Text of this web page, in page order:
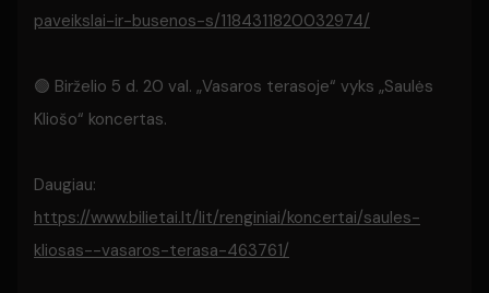
paveikslai-ir-busenos-s/1184311820032974/
🟢 Birželio 5 d. 20 val. „Vasaros terasoje“ vyks „Saulės
Kliošo“ koncertas.
Daugiau:
https://www.bilietai.lt/lit/renginiai/koncertai/saules-
kliosas--vasaros-terasa-463761/